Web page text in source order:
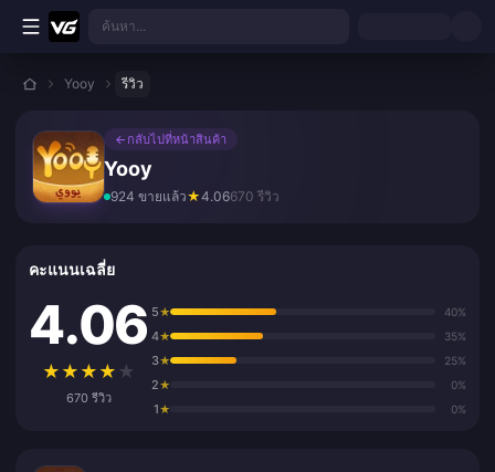
ข้ามไปเนื้อหาหลัก
ค้นหา...
Yooy รีวิว
← กลับไปที่หน้าสินค้า
Yooy
924 ขายแล้ว★4.06670 รีวิว
คะแนนเฉลี่ย
4.06
★ ★ ★ ★ ★
670 รีวิว
5★ 40%
4★ 35%
3★ 25%
2★ 0%
1★ 0%